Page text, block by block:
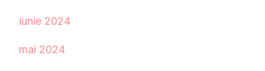
iunie 2024
mai 2024